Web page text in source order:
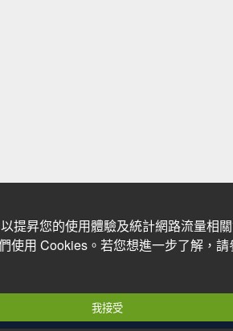
分享
提昇您的使用體驗及統計網路流量相
使用 Cookies。若您想進一步了解，
我接受